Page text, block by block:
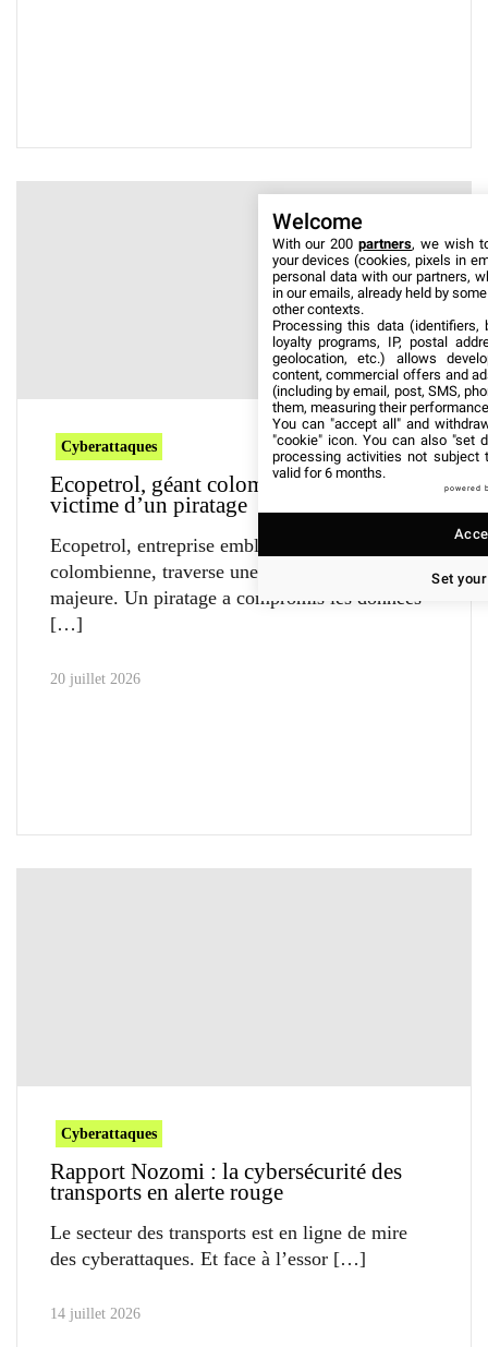
Cyberattaques
Ecopetrol, géant colombien de l’énergie,
victime d’un piratage
Ecopetrol, entreprise emblématique
colombienne, traverse une crise numérique
majeure. Un piratage a compromis les données
20 juillet 2026
Cyberattaques
Rapport Nozomi : la cybersécurité des
transports en alerte rouge
Le secteur des transports est en ligne de mire
des cyberattaques. Et face à l’essor
14 juillet 2026
Welcome
With our 200partners, we wish
your devices (cookies, pixels in
personal data with our partners,
in our emails, already held by
other contexts.
Processing this data (identifiers,
loyalty programs, IP, postal
geolocation, etc.) allows
content, commercial offers and
(including by email, post, SMS,
them, measuring their
You can "accept all" and
"cookie" icon. You can also "set
processing activities not subject
valid for 6 months.
powered
Set